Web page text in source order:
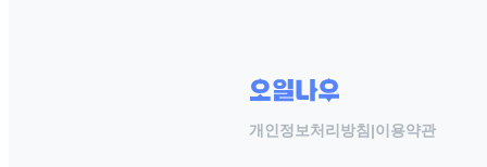
개인정보처리방침 |이용약관